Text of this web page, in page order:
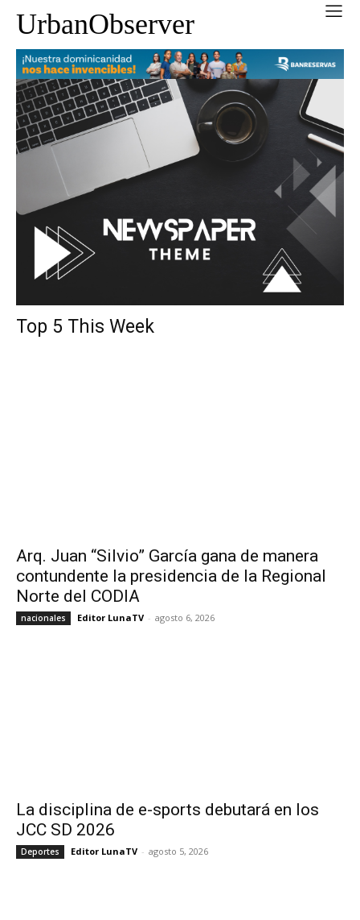
UrbanObserver
Top 5 This Week
Arq. Juan “Silvio” García gana de manera
contundente la presidencia de la Regional
Norte del CODIA
nacionales Editor LunaTV - agosto 6, 2026
La disciplina de e-sports debutará en los
JCC SD 2026
Deportes Editor LunaTV - agosto 5, 2026